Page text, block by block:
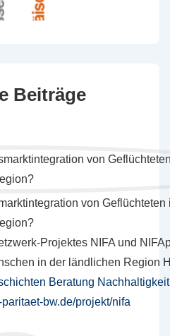
Beiträge
von
Projektes NIFA und
in der ländlichen Region
Beratung Nachhaltigkeit
bw.de/projekt/nifa